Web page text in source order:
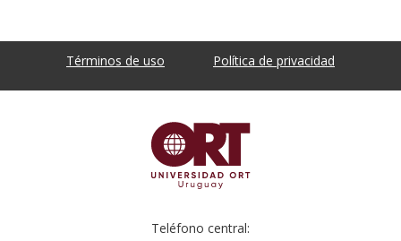
Términos de uso Política de privacidad
Teléfono central: